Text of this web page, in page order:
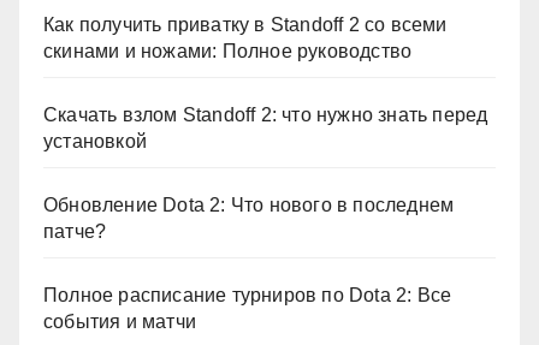
Как получить приватку в Standoff 2 со всеми
скинами и ножами: Полное руководство
Скачать взлом Standoff 2: что нужно знать перед
установкой
Обновление Dota 2: Что нового в последнем
патче?
Полное расписание турниров по Dota 2: Все
события и матчи